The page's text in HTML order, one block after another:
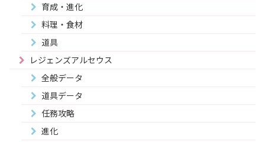
育成・進化
料理・食材
道具
レジェンズアルセウス
全般データ
道具データ
任務攻略
進化